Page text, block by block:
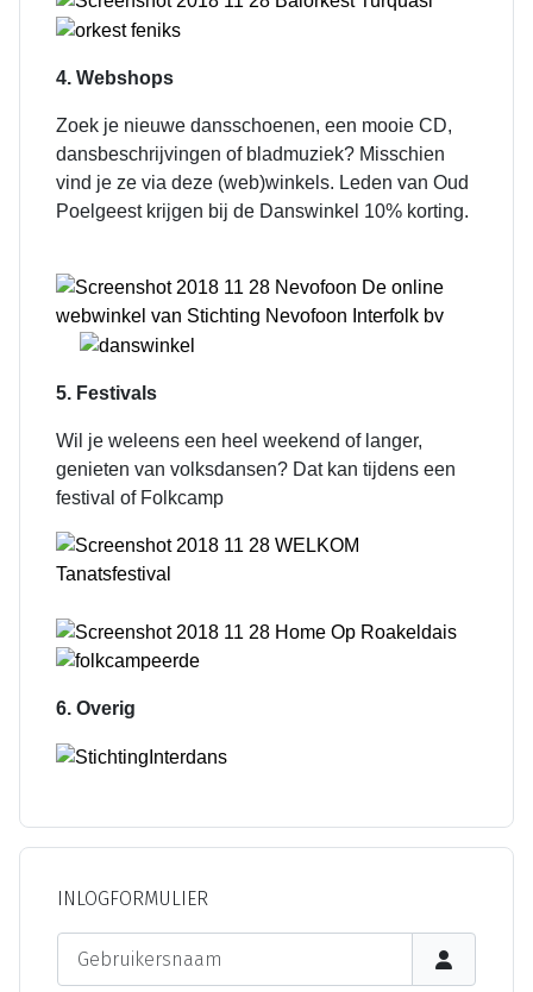
4. Webshops
Zoek je nieuwe dansschoenen, een mooie CD,
dansbeschrijvingen of bladmuziek? Misschien
vind je ze via deze (web)winkels. Leden van Oud
Poelgeest krijgen bij de Danswinkel 10% korting.
5. Festivals
Wil je weleens een heel weekend of langer,
genieten van volksdansen? Dat kan tijdens een
festival of Folkcamp
6. Overig
INLOGFORMULIER
Gebruikersnaam